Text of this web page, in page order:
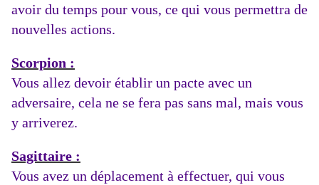
avoir du temps pour vous, ce qui vous permettra de
nouvelles actions.
Scorpion :
Vous allez devoir établir un pacte avec un
adversaire, cela ne se fera pas sans mal, mais vous
y arriverez.
Sagittaire :
Vous avez un déplacement à effectuer, qui vous